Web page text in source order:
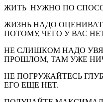
ЖИТЬ НУЖНО ПО
ЖИЗНЬ НАДО
ПОТОМУ, ЧЕГО У ВАС
НЕ СЛИШКОМ НАДО
ПРОШЛОМ, ТАМ УЖЕ
НЕ ПОГРУЖАЙТЕСЬ
ЕГО ЕЩЕ НЕТ.